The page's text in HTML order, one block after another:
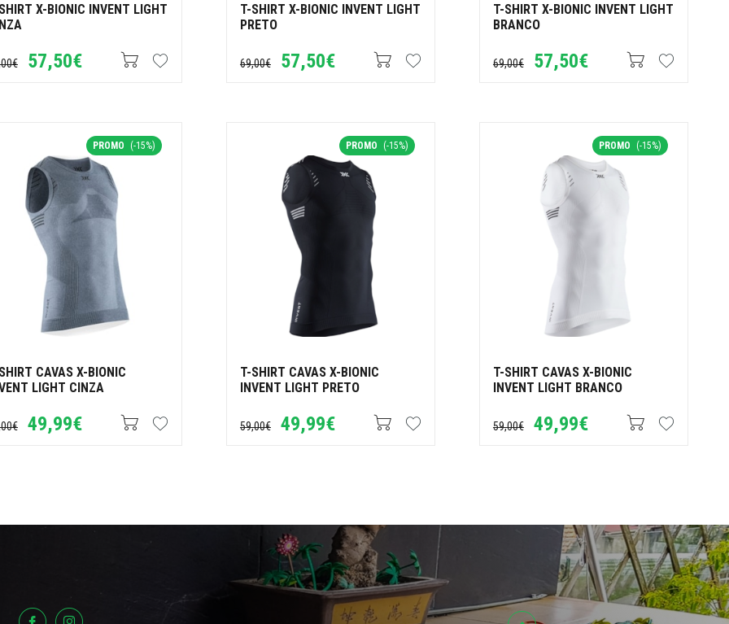
X-BIONIC INVENT LIGHT
57,50€
T-SHIRT X-BIONIC INVENT LIGHT
PRETO
69,00€ 57,50€
T-SHIRT X-BIONIC INVENT LIGHT
BRANCO
69,00€ 57,50€
PROMO (-15%)
CAVAS X-BIONIC
LIGHT CINZA
49,99€
PROMO (-15%)
T-SHIRT CAVAS X-BIONIC
INVENT LIGHT PRETO
59,00€ 49,99€
PROMO (-15%)
T-SHIRT CAVAS X-BIONIC
INVENT LIGHT BRANCO
59,00€ 49,99€